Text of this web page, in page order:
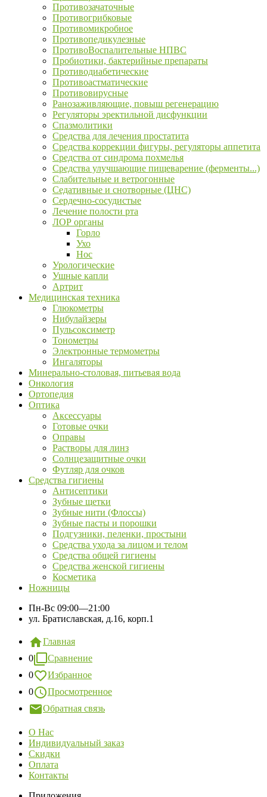
Противозачаточные
Противогрибковые
Противомикробное
Противопедикулезные
ПротивоВоспалительные НПВС
Пробиотики, бактерийные препараты
Противодиабетические
Противоастматические
Противовирусные
Ранозаживляющие, повыш регенерацию
Регуляторы эректильной дисфункции
Спазмолитики
Средства для лечения простатита
Средства коррекции фигуры, регуляторы аппетита
Средства от синдрома похмелья
Средства улучшающие пищеварение (ферменты...)
Слабительные и ветрогонные
Седативные и снотворные (ЦНС)
Сердечно-сосудистые
Лечение полости рта
ЛОР органы
Горло
Ухо
Нос
Урологические
Ушные капли
Артрит
Медицинская техника
Глюкометры
Нибулайзеры
Пульсоксиметр
Тонометры
Электронные термометры
Ингаляторы
Минерально-столовая, питьевая вода
Онкология
Ортопедия
Оптика
Аксессуары
Готовые очки
Оправы
Растворы для линз
Солнцезащитные очки
Футляр для очков
Средства гигиены
Антисептики
Зубные щетки
Зубные нити (Флоссы)
Зубные пасты и порошки
Подгузники, пеленки, простыни
Средства ухода за лицом и телом
Средства общей гигиены
Средства женской гигиены
Косметика
Ножницы
Пн-Вс 09:00—21:00
ул. Братиславская, д.16, корп.1
Главная
0
Сравнение
0
Избранное
0
Просмотренное
Обратная связь
О Нас
Индивидуальный заказ
Скидки
Оплата
Контакты